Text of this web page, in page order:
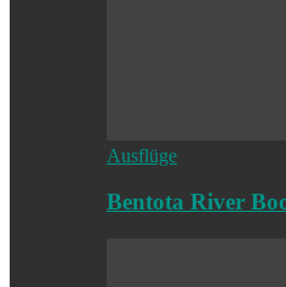
Ausflüge
Bentota River